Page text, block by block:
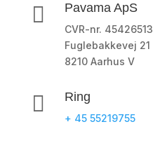
 Pavama ApS
CVR-nr. 45426513
Fuglebakkevej 21
8210 Aarhus V
 Ring
+ 45 55219755